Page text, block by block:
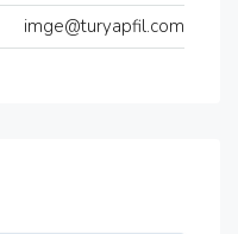
imge@turyapfil.com